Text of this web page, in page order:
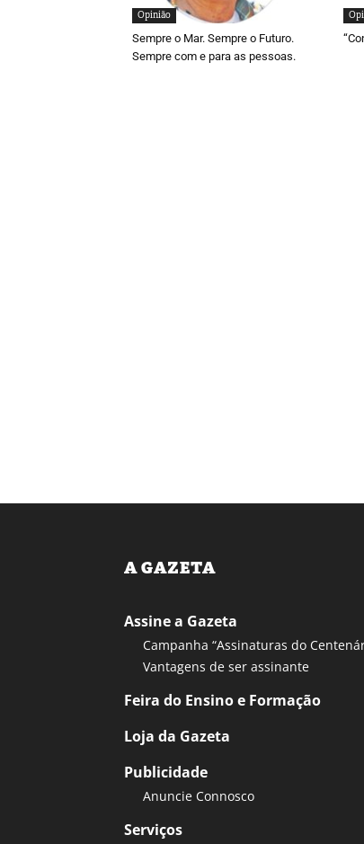
Opinião
Sempre o Mar. Sempre o Futuro.
Sempre com e para as pessoas.
A GAZETA
Assine a Gazeta
Campanha “Assinaturas do
Vantagens de ser assinante
Feira do Ensino e Formação
Loja da Gazeta
Publicidade
Anuncie Connosco
Serviços